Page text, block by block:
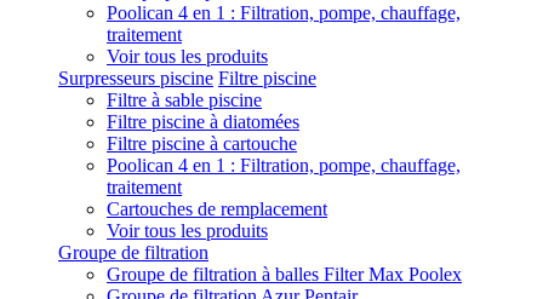
Poolican 4 en 1 : Filtration, pompe, chauffage,
traitement
Voir tous les produits
Surpresseurs piscine Filtre piscine
Filtre à sable piscine
Filtre piscine à diatomées
Filtre piscine à cartouche
Poolican 4 en 1 : Filtration, pompe, chauffage,
traitement
Cartouches de remplacement
Voir tous les produits
Groupe de filtration
Groupe de filtration à balles Filter Max Poolex